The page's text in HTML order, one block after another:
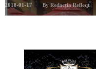
2018-01-17 By Redacția Refleqt